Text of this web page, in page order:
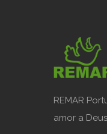
REMAR
amor a